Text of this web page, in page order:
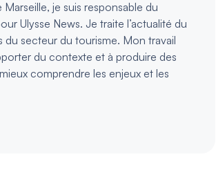
je suis responsable du
Ulysse News. Je traite l’actualité du
secteur du tourisme. Mon travail
du contexte et à produire des
comprendre les enjeux et les